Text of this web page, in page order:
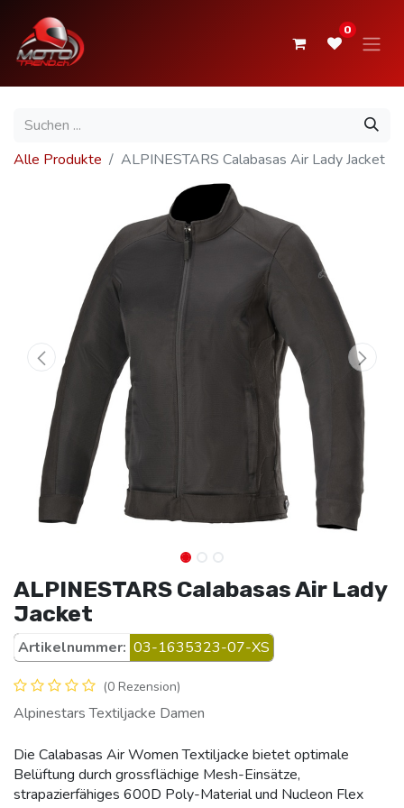
0
Alle Produkte ALPINESTARS Calabasas Air Lady Jacket
ALPINESTARS Calabasas Air Lady
Jacket
Artikelnummer: 03-1635323-07-XS
(0 Rezension)
Alpinestars Textiljacke Damen
Die Calabasas Air Women Textiljacke bietet optimale
Belüftung durch grossflächige Mesh-Einsätze,
strapazierfähiges 600D Poly-Material und Nucleon Flex